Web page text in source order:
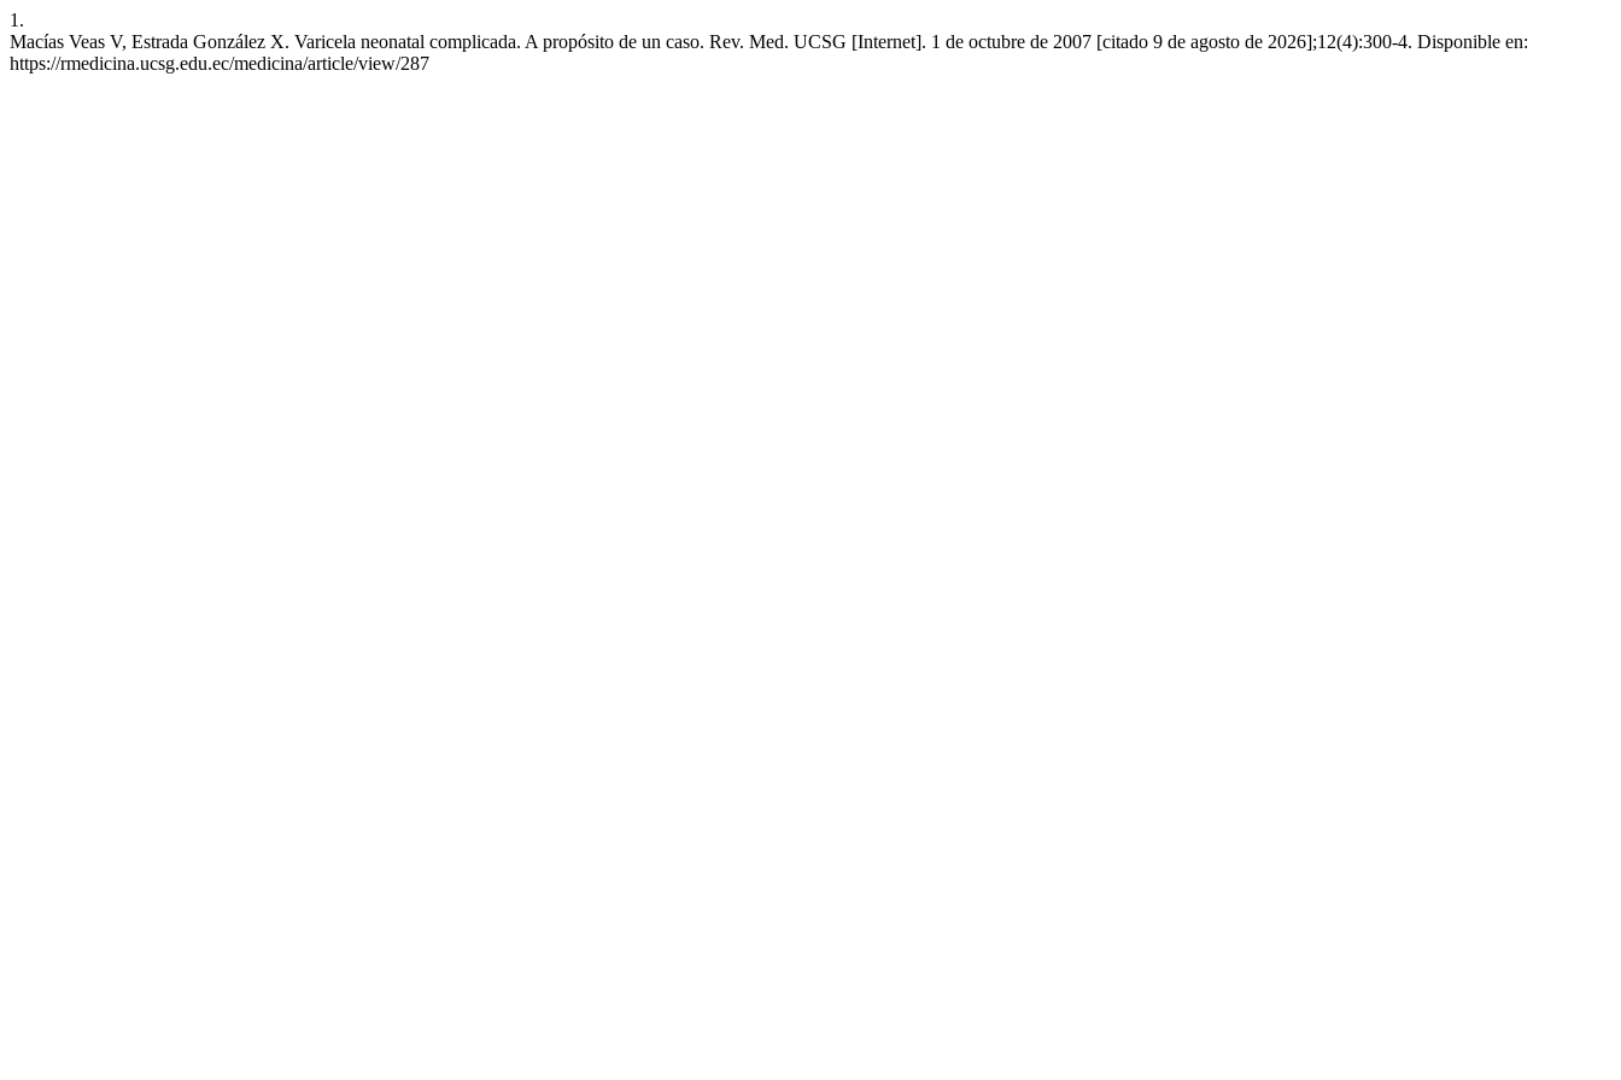
1.
Macías Veas V, Estrada González X. Varicela neonatal complicada. A propósito de un caso. Rev. Med. UCSG [Internet]. 1 de octubre de 2007 [citado 9 de agosto de 2026];12(4):300-4. Disponible en:
https://rmedicina.ucsg.edu.ec/medicina/article/view/287